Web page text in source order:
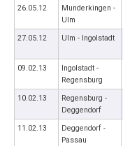
26.05.12
Munderkingen -
Ulm
27.05.12 Ulm - Ingolstadt
09.02.13
Ingolstadt -
Regensburg
10.02.13
Regensburg -
Deggendorf
11.02.13
Deggendorf -
Passau